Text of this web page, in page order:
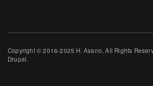
Copyright © 2016-2025 H. Asano, All Rights
Drupal.